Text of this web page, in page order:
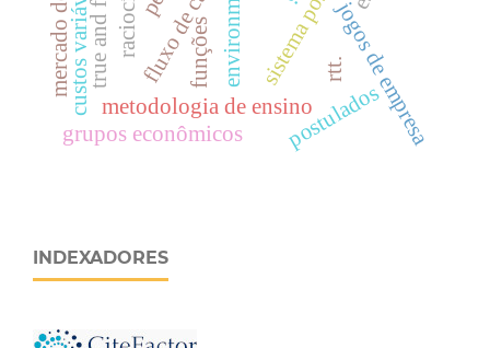
jogos de empresa
metodologia de ensino
funções
postulados
grupos econômicos
custos variáveis rtt.
INDEXADORES